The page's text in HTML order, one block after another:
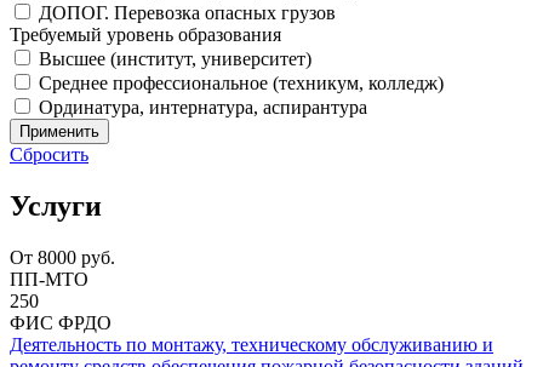
ДОПОГ. Перевозка опасных грузов
Требуемый уровень образования
Высшее (институт, университет)
Среднее профессиональное (техникум, колледж)
Ординатура, интернатура, аспирантура
Применить
Сбросить
Услуги
От 8000 руб.
ПП-МТО
250
ФИС ФРДО
Деятельность по монтажу, техническому обслуживанию и